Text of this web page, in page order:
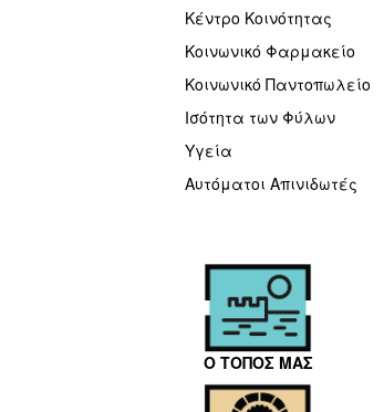
Κέντρο Κοινότητας
Κοινωνικό Φαρμακείο
Κοινωνικό Παντοπωλείο
Ισότητα των Φύλων
Υγεία
Αυτόματοι Απινιδωτές
Ο ΤΟΠΟΣ ΜΑΣ